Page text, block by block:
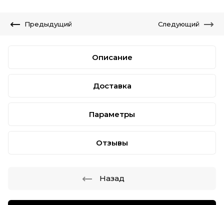
Предыдущий Следующий
Описание
Доставка
Параметры
Отзывы
Назад